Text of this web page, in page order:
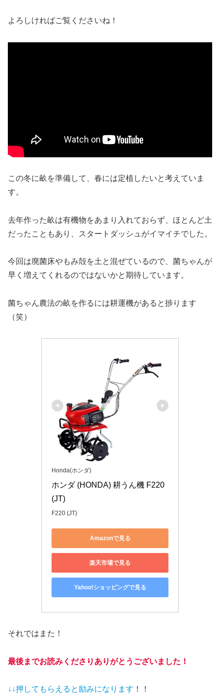
よろしければご覧くださいね！
この冬に畝を準備して、春には定植したいと考えていま
す。
去年作った畝は有機物をあまり入れておらず、ほとんど土
だったこともあり、スタートダッシュがイマイチでした。
今回は廃菌床やもみ殻を土と混ぜているので、菌ちゃんが
早く増えてくれるのではないかと期待しています。
菌ちゃん農法の畝を作るには耕運機があると捗ります
（笑）
Honda(ホンダ)
ホンダ (HONDA) 耕うん機 F220
(JT)
F220 (JT)
Amazonで見る
楽天市場で見る
Yahoo!ショッピングで見る
それではまた！
最後までお読みくださりありがとうございました！
↓↓押してもらえると 励みになります ！！